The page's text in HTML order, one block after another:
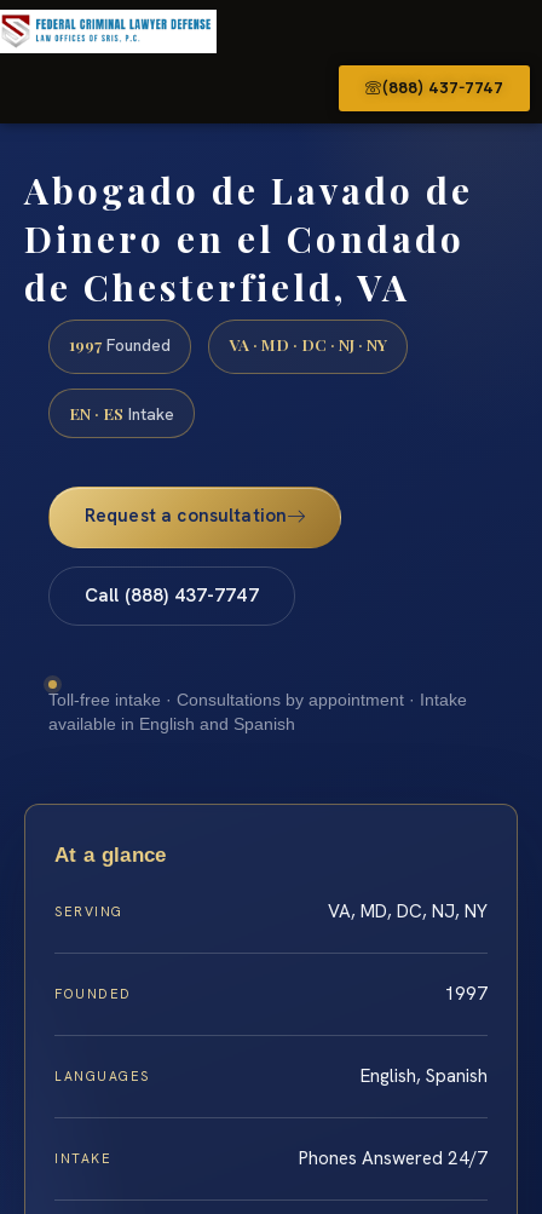
(888) 437-7747
Abogado de Lavado de
Dinero en el Condado
de Chesterfield, VA
1997 Founded VA · MD · DC · NJ · NY
EN · ES Intake
Request a consultation
Call (888) 437-7747
Toll-free intake · Consultations by appointment · Intake
available in English and Spanish
At a glance
SERVING VA, MD, DC, NJ, NY
FOUNDED 1997
LANGUAGES English, Spanish
INTAKE Phones Answered 24/7